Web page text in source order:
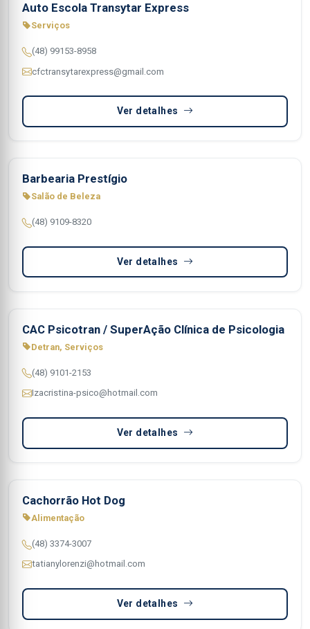
Auto Escola Transytar Express
Serviços
(48) 99153-8958
cfctransytarexpress@gmail.com
Ver detalhes
Barbearia Prestígio
Salão de Beleza
(48) 9109-8320
Ver detalhes
CAC Psicotran / SuperAção Clínica de Psicologia
Detran, Serviços
(48) 9101-2153
Izacristina-psico@hotmail.com
Ver detalhes
Cachorrão Hot Dog
Alimentação
(48) 3374-3007
tatianylorenzi@hotmail.com
Ver detalhes